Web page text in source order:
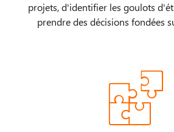
projets, d'identifier les goulots
prendre des décisions fondées